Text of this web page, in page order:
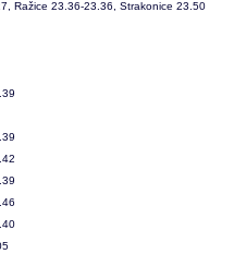
Ražice 23.36-23.36, Strakonice 23.50